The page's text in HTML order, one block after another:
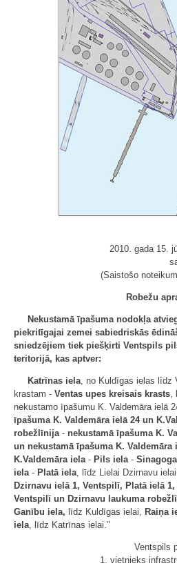
2010. gada 15.
(Saistošo
Robežu
Nekustamā īpašuma nodokļa
piekritīgajai zemei sabiedriskās
sniedzējiem tiek piešķirti Ventspils
teritorijā, kas aptver:
Katrīnas iela, no Kuldīgas ielas līdz
krastam - Ventas upes kreisais krasts,
nekustamo īpašumu K. Valdemāra ielā
īpašuma K. Valdemāra ielā 24 un
robežlīnija- nekustamā īpašuma K.
un nekustamā īpašuma K.
K.Valdemāra iela- Pils iela-
iela- Platā iela, līdz Lielai Dzirnavu
Dzirnavu ielā 1, Ventspilī, Platā ielā
Ventspilī un Dzirnavu laukuma
Ganību iela, līdz Kuldīgas ielai, Raiņa
iela, līdz Katrīnas ielai."
Ventspils
1. vietnieks